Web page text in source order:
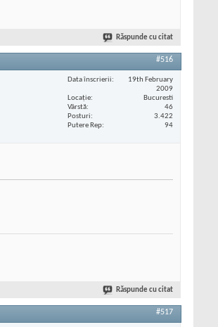
Răspunde cu citat
#516
Data înscrierii
19th February
2009
Locaţie
Bucuresti
Vârstă
46
Posturi
3.422
Putere Rep
94
Răspunde cu citat
#517